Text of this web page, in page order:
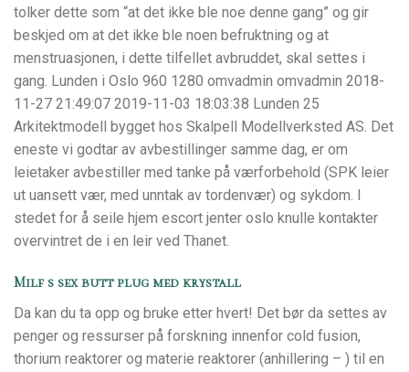
tolker dette som “at det ikke ble noe denne gang” og gir
beskjed om at det ikke ble noen befruktning og at
menstruasjonen, i dette tilfellet avbruddet, skal settes i
gang. Lunden i Oslo 960 1280 omvadmin omvadmin 2018-
11-27 21:49:07 2019-11-03 18:03:38 Lunden 25
Arkitektmodell bygget hos Skalpell Modellverksted AS. Det
eneste vi godtar av avbestillinger samme dag, er om
leietaker avbestiller med tanke på værforbehold (SPK leier
ut uansett vær, med unntak av tordenvær) og sykdom. I
stedet for å seile hjem escort jenter oslo knulle kontakter
overvintret de i en leir ved Thanet.
Milf s sex butt plug med krystall
Da kan du ta opp og bruke etter hvert! Det bør da settes av
penger og ressurser på forskning innenfor cold fusion,
thorium reaktorer og materie reaktorer (anhillering – ) til en